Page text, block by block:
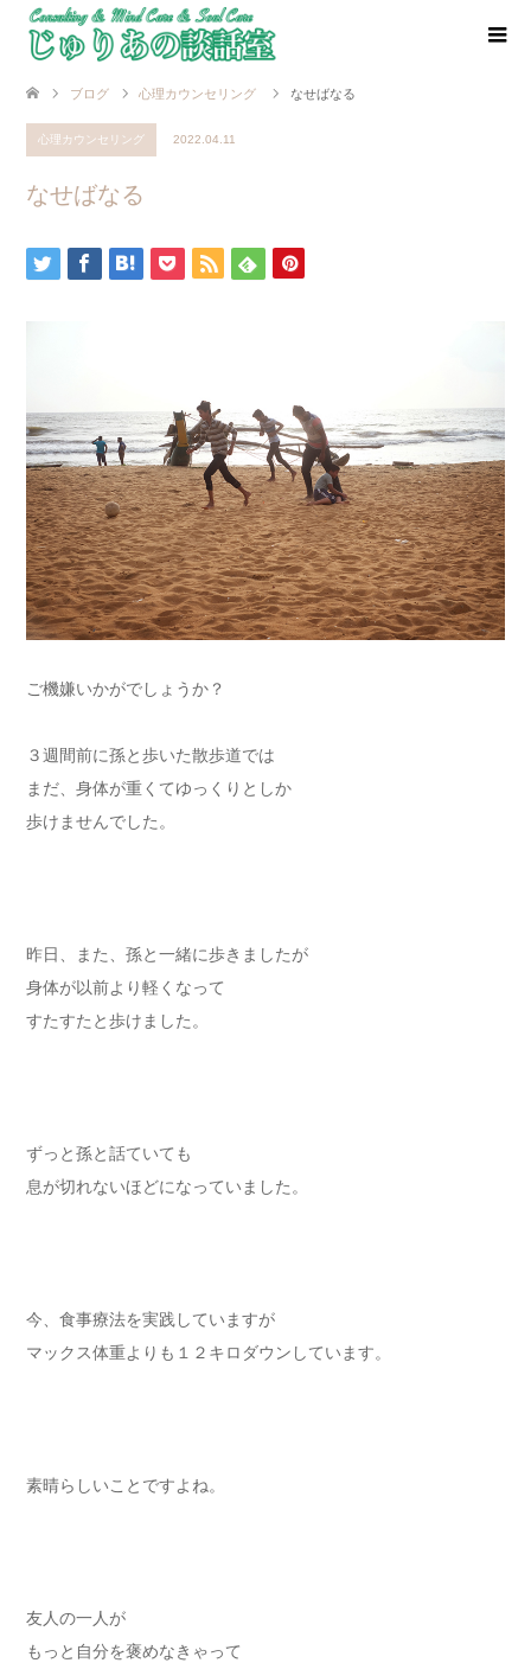
ブログ 心理カウンセリング なせばなる
心理カウンセリング 2022.04.11
なせばなる
ご機嫌いかがでしょうか？
３週間前に孫と歩いた散歩道では
まだ、身体が重くてゆっくりとしか
歩けませんでした。
昨日、また、孫と一緒に歩きましたが
身体が以前より軽くなって
すたすたと歩けました。
ずっと孫と話ていても
息が切れないほどになっていました。
今、食事療法を実践していますが
マックス体重よりも１２キロダウンしています。
素晴らしいことですよね。
友人の一人が
もっと自分を褒めなきゃって